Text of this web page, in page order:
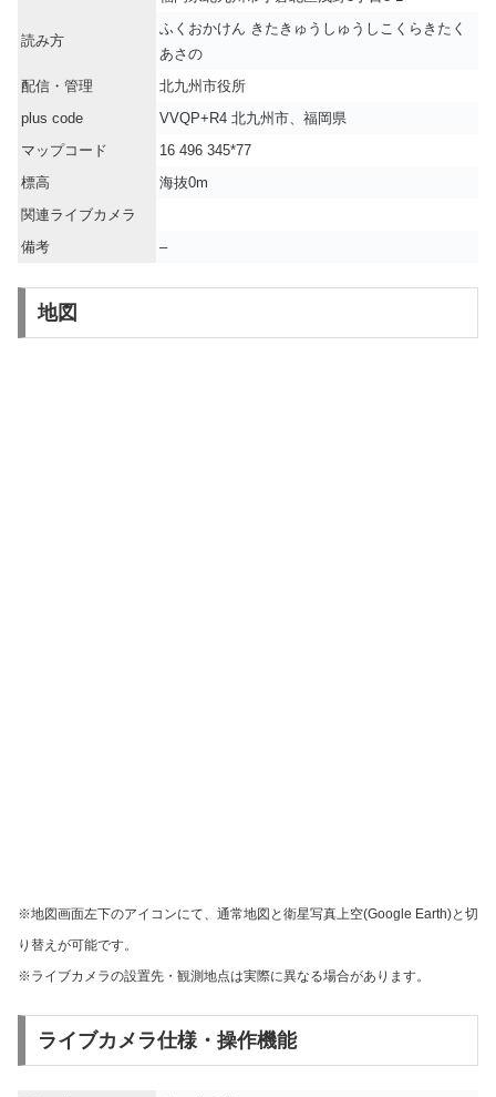
読み方
ふくおかけん きたきゅうしゅうしこくらきたく
あさの
配信・管理
北九州市役所
plus code
VVQP+R4 北九州市、福岡県
マップコード
16 496 345*77
標高
海抜0m
関連ライブカメラ
備考
–
地図
※地図画面左下のアイコンにて、通常地図と衛星写真上空(Google Earth)と切
り替えが可能です。
※ライブカメラの設置先・観測地点は実際に異なる場合があります。
ライブカメラ仕様・操作機能